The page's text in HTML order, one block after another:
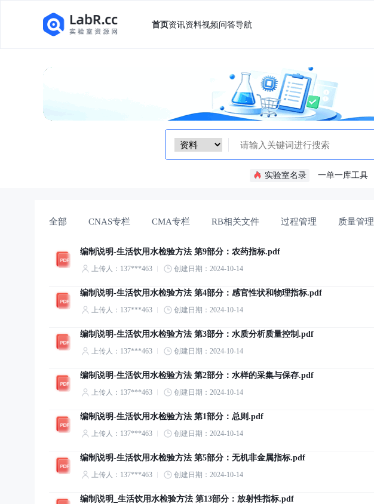
首页资讯资料视频问答导航
实验室名录 一单一库工具
全部 CNAS专栏 CMA专栏 RB相关文件 过程管理 质量管理
编制说明-生活饮用水检验方法 第9部分：农药指标.pdf
上传人：137***463 创建日期：2024-10-14
编制说明-生活饮用水检验方法 第4部分：感官性状和物理指标.pdf
上传人：137***463 创建日期：2024-10-14
编制说明-生活饮用水检验方法 第3部分：水质分析质量控制.pdf
上传人：137***463 创建日期：2024-10-14
编制说明-生活饮用水检验方法 第2部分：水样的采集与保存.pdf
上传人：137***463 创建日期：2024-10-14
编制说明-生活饮用水检验方法 第1部分：总则.pdf
上传人：137***463 创建日期：2024-10-14
编制说明-生活饮用水检验方法 第5部分：无机非金属指标.pdf
上传人：137***463 创建日期：2024-10-14
编制说明_生活饮用水检验方法 第13部分：放射性指标.pdf